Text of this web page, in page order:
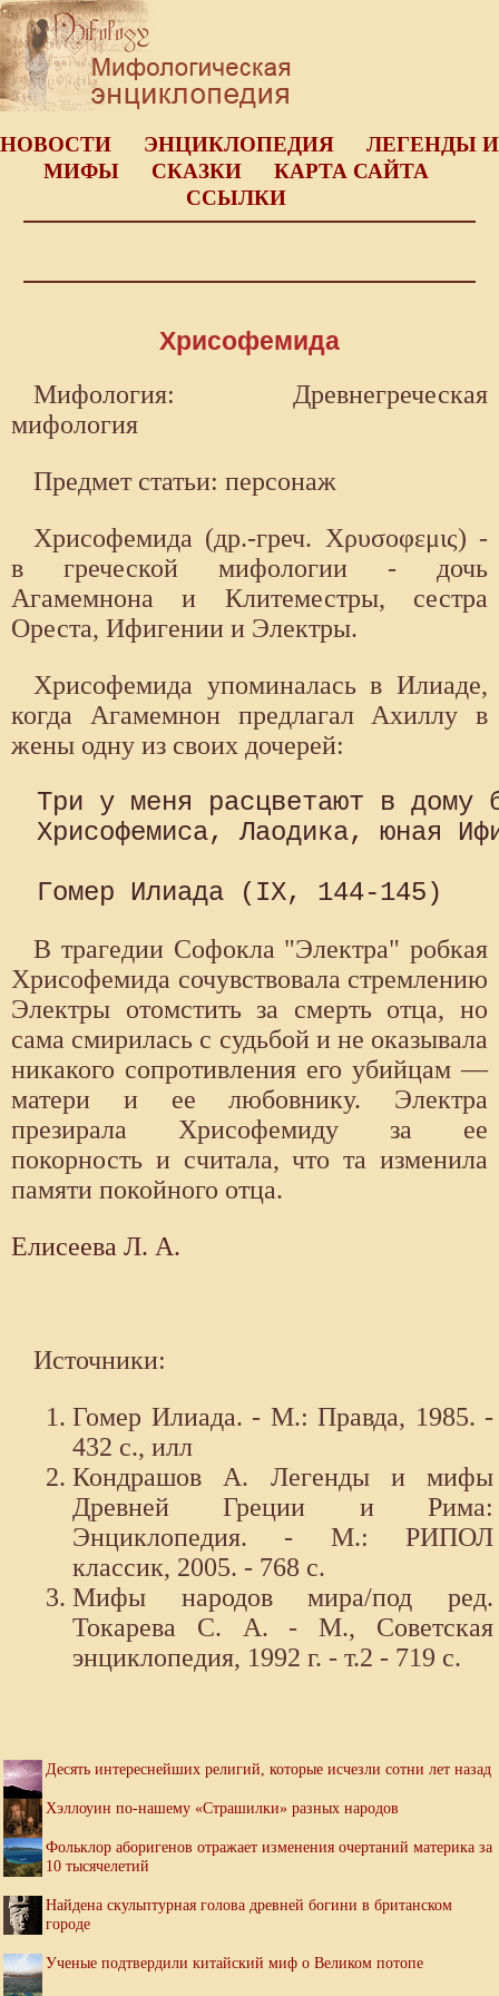
НОВОСТИ ЭНЦИКЛОПЕДИЯ
ЛЕГЕНДЫ И
МИФЫ
СКАЗКИ
КАРТА САЙТА
ССЫЛКИ
Хрисофемида
Мифология: Древнегреческая
мифология
Предмет статьи: персонаж
Хрисофемида (др.-греч. Χρυσοφεμις) -
в греческой мифологии - дочь
Агамемнона и Клитеместры, сестра
Ореста, Ифигении и Электры.
Хрисофемида упоминалась в Илиаде,
когда Агамемнон предлагал Ахиллу в
жены одну из своих дочерей:
Три у меня расцветают в дому
Хрисофемиса, Лаодика, юная
В трагедии Софокла "Электра" робкая
Хрисофемида со­чувствовала стремлению
Электры отомстить за смерть отца, но
сама смирилась с судьбой и не оказывала
никакого сопротивления его убий­цам —
матери и ее любовнику. Электра
презирала Хрисофемиду за ее
покорность и считала, что та изменила
памяти покойного отца.
Елисеева Л. А.
Источники:
Гомер Илиада. - М.: Правда, 1985. -
432 с., илл
Кондрашов А. Легенды и мифы
Древней Греции и Рима:
Энциклопедия. - М.: РИПОЛ
классик, 2005. - 768 с.
Мифы народов мира/под ред.
Токарева С. А. - М., Советская
энциклопедия, 1992 г. - т.2 - 719 с.
Десять интереснейших религий, которые исчезли сотни лет назад
Хэллоуин по-нашему «Страшилки» разных народов
Фольклор аборигенов отражает изменения очертаний материка за
10 тысячелетий
Найдена скульптурная голова древней богини в британском
городе
Ученые подтвердили китайский миф о Великом потопе